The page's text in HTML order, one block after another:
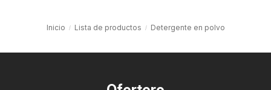
Inicio Lista de productos Detergente en polvo